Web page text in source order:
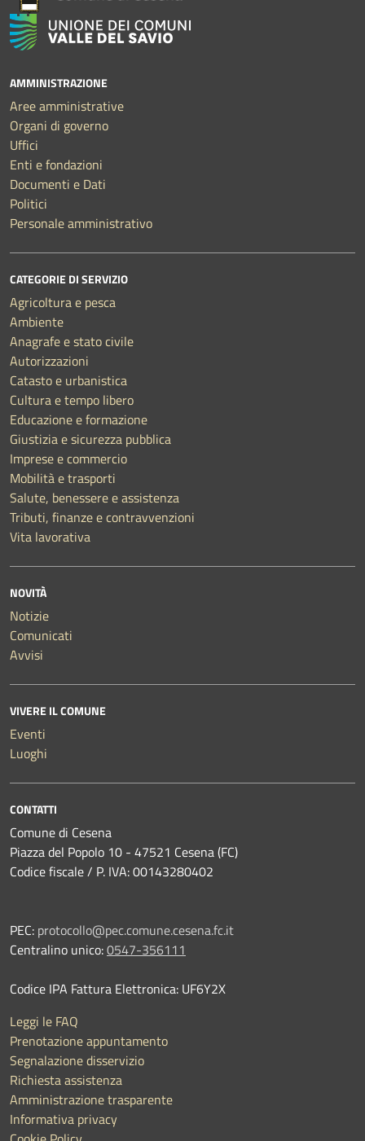
AMMINISTRAZIONE
Aree amministrative
Organi di governo
Uffici
Enti e fondazioni
Documenti e Dati
Politici
Personale amministrativo
CATEGORIE DI SERVIZIO
Agricoltura e pesca
Ambiente
Anagrafe e stato civile
Autorizzazioni
Catasto e urbanistica
Cultura e tempo libero
Educazione e formazione
Giustizia e sicurezza pubblica
Imprese e commercio
Mobilità e trasporti
Salute, benessere e assistenza
Tributi, finanze e contravvenzioni
Vita lavorativa
NOVITÀ
Notizie
Comunicati
Avvisi
VIVERE IL COMUNE
Eventi
Luoghi
CONTATTI
Comune di Cesena
Piazza del Popolo 10 - 47521 Cesena (FC)
Codice fiscale / P. IVA: 00143280402
PEC: protocollo@pec.comune.cesena.fc.it
Centralino unico:0547-356111
Codice IPA Fattura Elettronica: UF6Y2X
Leggi le FAQ
Prenotazione appuntamento
Segnalazione disservizio
Richiesta assistenza
Amministrazione trasparente
Informativa privacy